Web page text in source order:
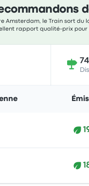
le Train sort du
rapport qualité-prix